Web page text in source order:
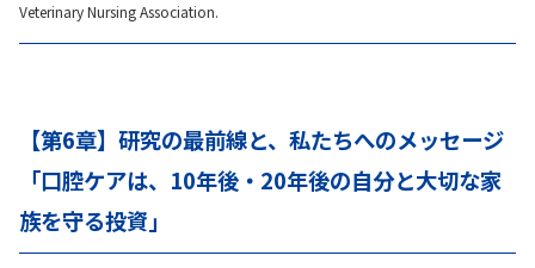
Veterinary Nursing Association.
【第6章】研究の最前線と、私たちへのメッセージ
「口腔ケアは、10年後・20年後の自分と大切な家
族を守る投資」